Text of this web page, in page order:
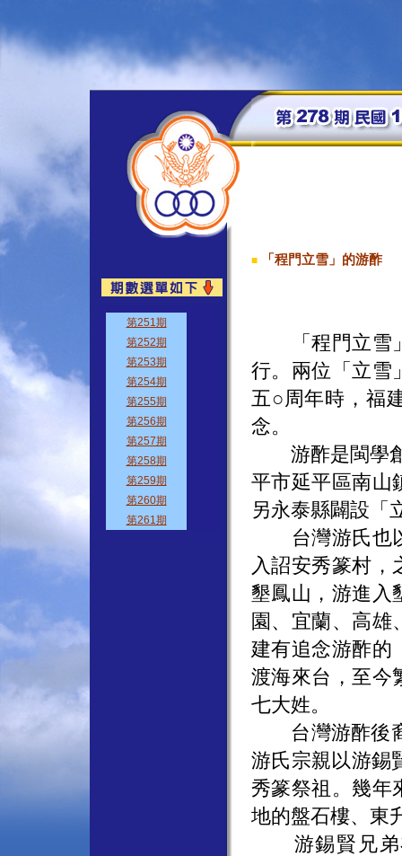
■ 「程門立雪」的游酢
「程門立雪」
行。兩位「立雪
五○周年時，福
念。
游酢是閩學創
平市延平區南山
另永泰縣闢設「
台灣游氏也以
入詔安秀篆村，
墾鳳山，游進入
園、宜蘭、高雄
建有追念游酢的
渡海來台，至今
七大姓。
台灣游酢後裔
游氏宗親以游錫
秀篆祭祖。幾年
地的盤石樓、東
游錫賢兄弟